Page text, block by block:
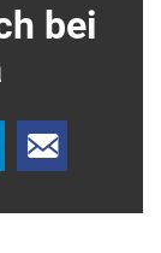
bei